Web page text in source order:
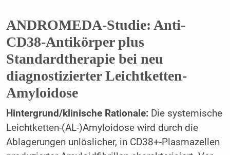
ANDROMEDA-Studie: Anti-
CD38-Antikörper plus
Standardtherapie bei neu
diagnostizierter Leichtketten-
Amyloidose
Hintergrund/klinische Rationale:Die systemische
Leichtketten-(AL-)Amyloidose wird durch die
Ablagerungen unlöslicher, in CD38+-Plasmazellen